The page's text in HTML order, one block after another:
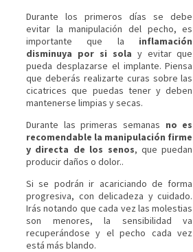
Durante los primeros días se debe
evitar la manipulación del pecho, es
importante que la inflamación
disminuya por si sola y evitar que
pueda desplazarse el implante. Piensa
que deberás realizarte curas sobre las
cicatrices que puedas tener y deben
mantenerse limpias y secas.
Durante las primeras semanas no es
recomendable la manipulación firme
y directa de los senos, que puedan
producir daños o dolor..
Si se podrán ir acariciando de forma
progresiva, con delicadeza y cuidado.
Irás notando que cada vez las molestias
son menores, la sensibilidad va
recuperándose y el pecho cada vez
está más blando.